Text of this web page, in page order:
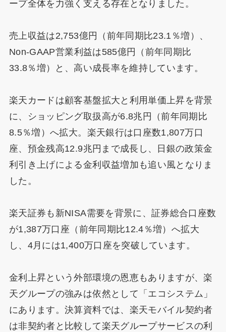
ープ全体を力強く支える存在となりました。
売上収益は2,753億円（前年同期比23.1％増）、
Non-GAAP営業利益は585億円（前年同期比
33.8％増）と、高い成長率を維持しています。
楽天カードは顧客基盤拡大と利用単価上昇を背景
に、ショッピング取扱高が6.8兆円（前年同期比
8.5％増）へ拡大。楽天銀行は口座数1,807万口
座、預金残高12.9兆円まで成長し、日銀の政策金
利引き上げによる金利収益増加も追い風となりま
した。
楽天証券も新NISA需要を背景に、証券総合口座数
が1,387万口座（前年同期比12.4％増）へ拡大
し、4月には1,400万口座を突破しています。
金利上昇という外部環境の恩恵もありますが、楽
天グループの強みは依然として「エコシステム」
にあります。決算資料では、楽天モバイル契約者
は非契約者と比較して楽天グループサービスの利